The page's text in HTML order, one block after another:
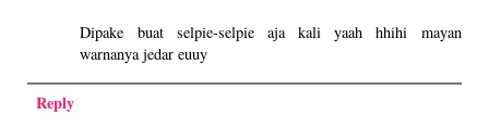
Dipake buat selpie-selpie aja kali yaah hhihi mayan
warnanya jedar euuy
Reply